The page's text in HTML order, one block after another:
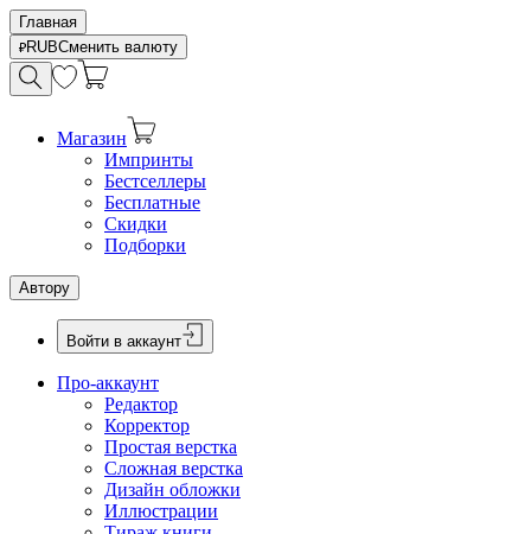
Главная
RUBСменить валюту
Магазин
Импринты
Бестселлеры
Бесплатные
Скидки
Подборки
Автору
Войти в аккаунт
Про-аккаунт
Редактор
Корректор
Простая верстка
Сложная верстка
Дизайн обложки
Иллюстрации